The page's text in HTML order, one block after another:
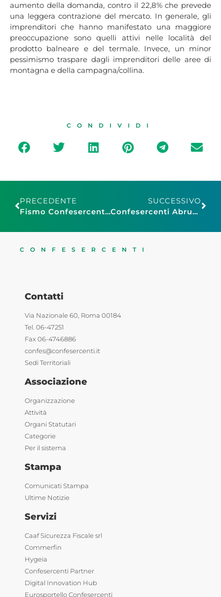
aumento della domanda, contro il 22,8% che prevede
una leggera contrazione del mercato. In generale, gli
imprenditori che hanno manifestato una maggiore
preoccupazione sono quelli attivi nelle località del
prodotto balneare e del termale. Invece, un minor
pessimismo traspare dagli imprenditori delle aree di
montagna e della campagna/collina.
CONDIVIDI
PRECEDENTE
Fismo Confesercenti Modena: al via i saldi invernali il 4 gennaio in città e provincia
SUCCESSIVO
Confesercenti Abruzzo, saldi al via. Confesercenti – Ipsos: “Comprerà quasi un abruzzese su due (46%), budget medio 218 euro a famiglia
CONFESERCENTI
Contatti
Via Nazionale 60, Roma 00184
Tel. 06-47251
Fax 06-4746886
confes@confesercenti.it
Sedi Territoriali
Associazione
Organizzazione
Attività
Organi Statutari
Categorie
Per il sistema
Stampa
Comunicati Stampa
Ultime Notizie
Servizi
Caaf Sicurezza Fiscale srl
Commerfin
Hygeia
Confesercenti Partner
Digital Innovation Hub
Eurosportello Confesercenti